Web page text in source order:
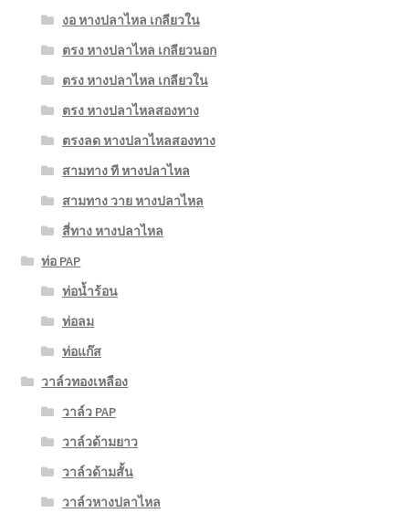
งอ หางปลาไหล เกลียวใน
ตรง หางปลาไหล เกลียวนอก
ตรง หางปลาไหล เกลียวใน
ตรง หางปลาไหลสองทาง
ตรงลด หางปลาไหลสองทาง
สามทาง ที หางปลาไหล
สามทาง วาย หางปลาไหล
สี่ทาง หางปลาไหล
ท่อ PAP
ท่อน้ำร้อน
ท่อลม
ท่อแก๊ส
วาล์วทองเหลือง
วาล์ว PAP
วาล์วด้ามยาว
วาล์วด้ามสั้น
วาล์วหางปลาไหล